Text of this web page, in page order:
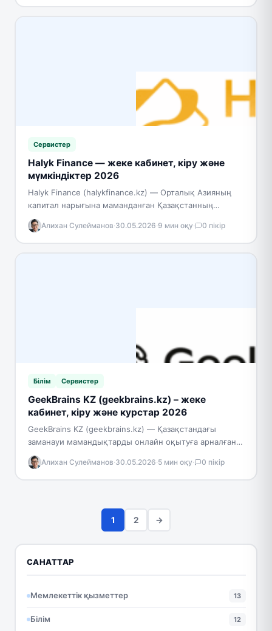
Сервистер
Halyk Finance — жеке кабинет, кіру және
мүмкіндіктер 2026
Halyk Finance (halykfinance.kz) — Орталық Азияның
капитал нарығына маманданған Қазақстанның
жетекші инвестициялық компаниясы. 2004 жылғы 10
қарашада жалғыз акционер — «Қазақстанның Халық…
Алихан Сулейманов·30.05.2026·9 мин оқу· 0 пікір
Білім Сервистер
GeekBrains KZ (geekbrains.kz) – жеке
кабинет, кіру және курстар 2026
GeekBrains KZ (geekbrains.kz) — Қазақстандағы
заманауи мамандықтарды онлайн оқытуға арналған
платформа. «Ньюскилз» ЖШС базасында жұмыс
істейді — ҚР-дағы GeekBrains-тің эксклюзивті
серіктесі. Платформа…
Алихан Сулейманов·30.05.2026·5 мин оқу· 0 пікір
1 2 →
САНАТТАР
Мемлекеттік қызметтер 13
Білім 12